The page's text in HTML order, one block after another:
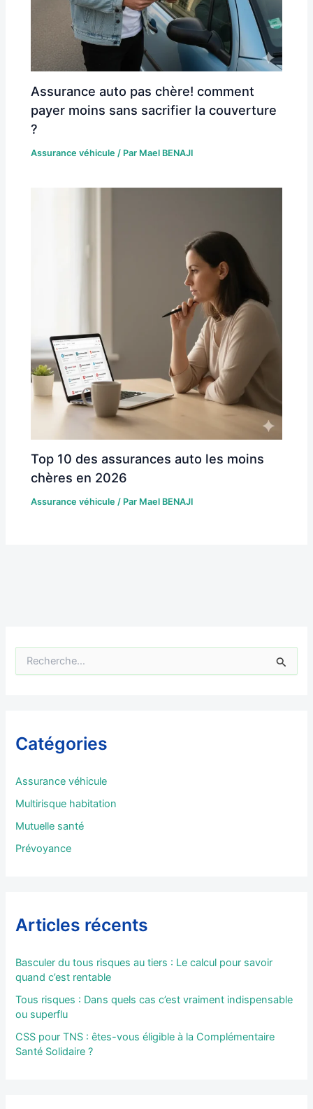
Assurance auto pas chère! comment
payer moins sans sacrifier la couverture
?
Assurance véhicule / Par Mael BENAJI
Top 10 des assurances auto les moins
chères en 2026
Assurance véhicule / Par Mael BENAJI
e
c
r
Catégories
Assurance véhicule
Multirisque habitation
Mutuelle santé
Prévoyance
Articles récents
Basculer du tous risques au tiers : Le calcul pour savoir
quand c’est rentable
Tous risques : Dans quels cas c’est vraiment indispensable
ou superflu
CSS pour TNS : êtes-vous éligible à la Complémentaire
Santé Solidaire ?